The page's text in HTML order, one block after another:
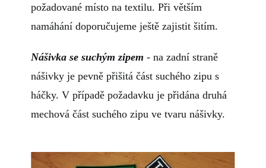
požadované místo na textilu. Při větším
namáhání doporučujeme ještě zajistit šitím.
Nášivka se suchým zipem - na zadní straně
nášivky je pevně přišitá část suchého zipu s
háčky. V případě požadavku je přidána druhá
mechová část suchého zipu ve tvaru nášivky.